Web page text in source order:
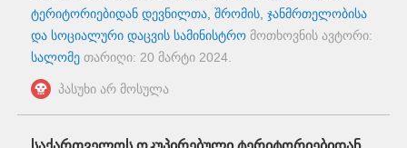
ტერიტორიებიდან დევნილთა, შრომის, ჯანმრთელობისა
და სოციალური დაცვის სამინისტრო მოთხოვნის ავტორი:
სალომე თარიღი: 20 მარტი 2024
პასუხი არ მოსულა